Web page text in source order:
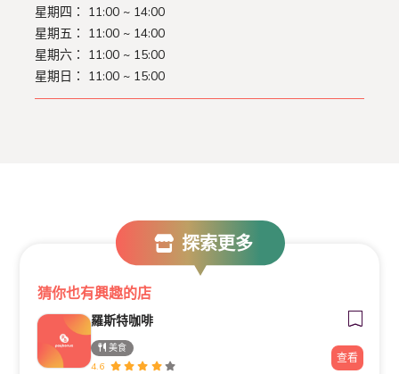
星期四： 11:00 ~ 14:00
星期五： 11:00 ~ 14:00
星期六： 11:00 ~ 15:00
星期日： 11:00 ~ 15:00
探索更多
猜你也有興趣的店
羅斯特咖啡
美食
4.6
查看